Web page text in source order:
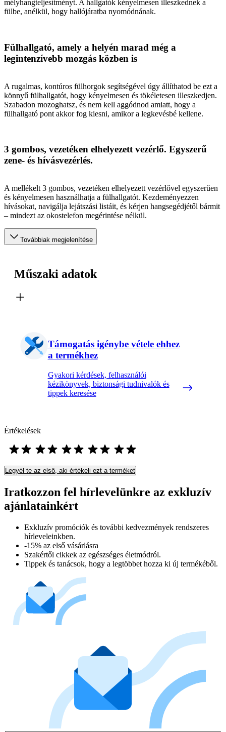
mélyhangteljesítményt. A hallgatók kényelmesen illeszkednek a
fülbe, anélkül, hogy hallójáratba nyomódnának.
Fülhallgató, amely a helyén marad még a
legintenzívebb mozgás közben is
A rugalmas, kontúros fülhorgok segítségével úgy állíthatod be ezt a
könnyű fülhallgatót, hogy kényelmesen és tökéletesen illeszkedjen.
Szabadon mozoghatsz, és nem kell aggódnod amiatt, hogy a
fülhallgató pont akkor fog kiesni, amikor a legkevésbé kellene.
3 gombos, vezetéken elhelyezett vezérlő. Egyszerű
zene- és hívásvezérlés.
A mellékelt 3 gombos, vezetéken elhelyezett vezérlővel egyszerűen
és kényelmesen használhatja a fülhallgatót. Kezdeményezzen
hívásokat, navigálja lejátszási listáit, és kérjen hangsegédjétől bármit
– mindezt az okostelefon megérintése nélkül.
Továbbiak megjelenítése
Műszaki adatok
Támogatás igénybe vétele ehhez
a termékhez
Gyakori kérdések, felhasználói
kézikönyvek, biztonsági tudnivalók és
tippek keresése
Értékelések
Legyél te az első, aki értékeli ezt a terméket
Iratkozzon fel hírlevelünkre az exkluzív
ajánlatainkért​
Exkluzív promóciók és további kedvezmények rendszeres
hírleveleinkben.
-15% az első vásárlásra
Szakértői cikkek az egészséges életmódról.
Tippek és tanácsok, hogy a legtöbbet hozza ki új termékéből.